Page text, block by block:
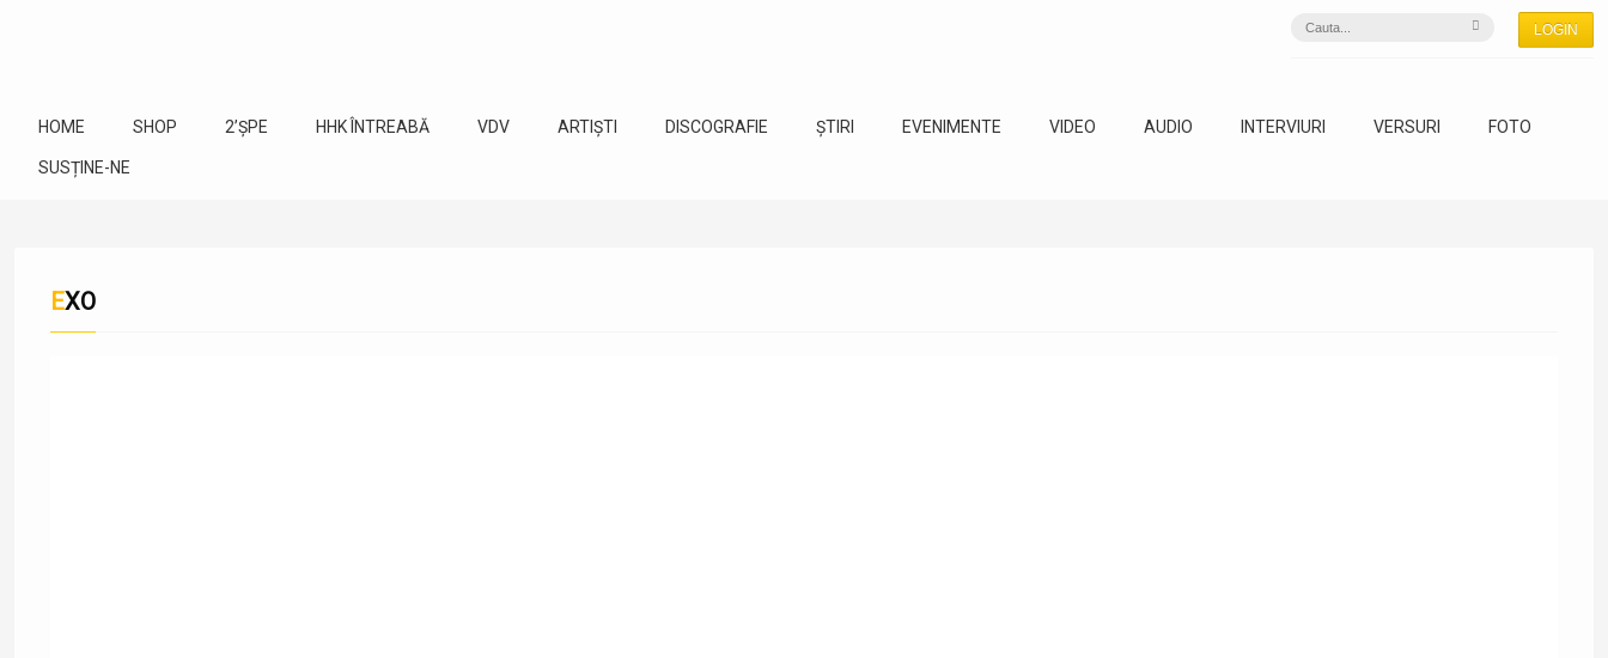
LOGIN
HOME SHOP 2’ȘPE HHK ÎNTREABĂ VDV ARTIȘTI DISCOGRAFIE ȘTIRI EVENIMENTE VIDEO AUDIO INTERVIURI VERSURI FOTO
SUSȚINE-NE
EXO